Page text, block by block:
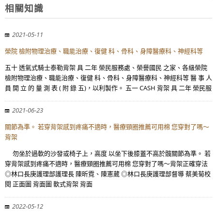
相關知識
2021-05-11
榮院 檢附物理治療、職能治療、復健 科、骨科、身障醫療科、神經科等
五十 透氣式騎士泰勒背架 具 二年 榮民服務處、榮譽國民 之家、各級榮院
檢附物理治療、職能治療、復健 科、骨科、身障醫療科、神經科等 醫 事 人
員 開 立 的 量 測 表 ( 附 錄 五)，以利製作。 五一 CASH 背架 具 二年 榮民服
2021-06-23
關節為準。 若穿背架感到疼痛不適時，醫療頸圈推薦可用棉 您穿對了嗎～
背架
勿坐於過軟的沙發或椅子上，高度 以坐下後膝蓋不高於髖關節為準。 若
穿背架感到疼痛不適時，醫療頸圈推薦可用棉 您穿對了嗎～背架正確穿法
◎林口長庚護理部護理長 陳昕霓、陳憲葳 ◎林口長庚護理部督導 蔡美菊校
閱 正面圖 背面圖 軟式背架 背面
2022-05-12